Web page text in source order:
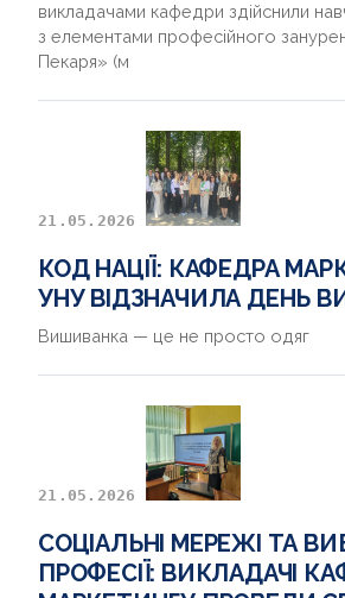
викладачами кафедри здійснили
з елементами професійного
Пекаря» (м
21.05.2026
КОД НАЦІЇ: КАФЕДРА
УНУ ВІДЗНАЧИЛА ДЕНЬ
Вишиванка — це не просто одяг
21.05.2026
СОЦІАЛЬНІ МЕРЕЖІ ТА
ПРОФЕСІЇ: ВИКЛАДАЧІ